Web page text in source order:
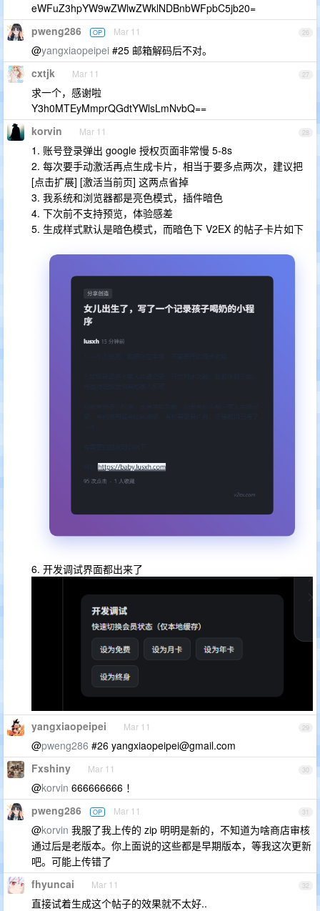
eWFuZ3hpYW9wZWlwZWklNDBnbWFpbC5jb20=
26
pweng286 OP Mar 11
@yangxiaopeipei #25 邮箱解码后不对。
27
cxtjk Mar 11
求一个，感谢啦
Y3h0MTEyMmprQGdtYWlsLmNvbQ==
28
korvin Mar 11
1. 账号登录弹出 google 授权页面非常慢 5-8s
2. 每次要手动激活再点生成卡片，相当于要多点两次，建议把
[点击扩展] [激活当前页] 这两点省掉
3. 我系统和浏览器都是亮色模式，插件暗色
4. 下次前不支持预览，体验感差
5. 生成样式默认是暗色模式，而暗色下 V2EX 的帖子卡片如下
6. 开发调试界面都出来了
29
yangxiaopeipei Mar 11
@pweng286 #26 yangxiaopeipei@gmail.com
30
Fxshiny Mar 11
@korvin 666666666 ！
31
pweng286 OP Mar 11
@korvin 我服了我上传的 zip 明明是新的，不知道为啥商店审核
通过后是老版本。你上面说的这些都是早期版本，等我这次更新
吧。可能上传错了
32
fhyuncai Mar 11
直接试着生成这个帖子的效果就不太好..